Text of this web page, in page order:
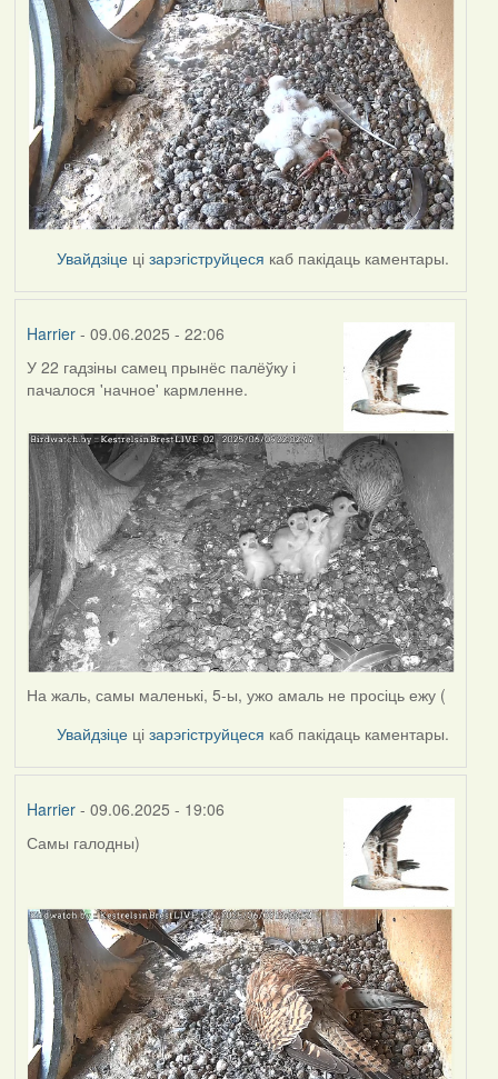
Увайдзіце цізарэгіструйцеся каб пакідаць каментары.
Harrier- 09.06.2025 - 22:06
У 22 гадзіны самец прынёс палёўку і
пачалося 'начное' кармленне.
На жаль, самы маленькі, 5-ы, ужо амаль не просіць ежу (
Увайдзіце цізарэгіструйцеся каб пакідаць каментары.
Harrier- 09.06.2025 - 19:06
Самы галодны)